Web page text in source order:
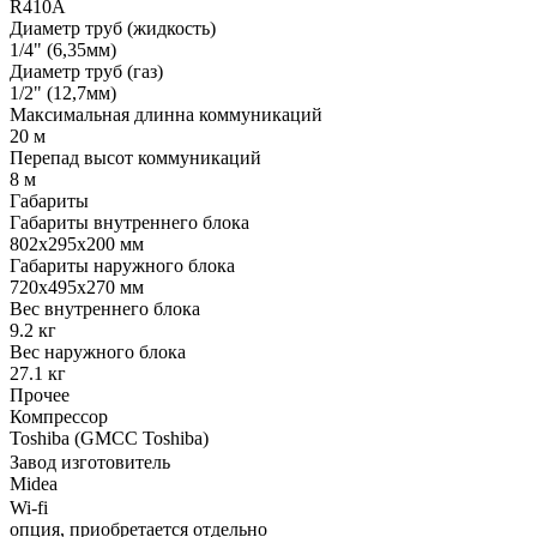
R410A
Диаметр труб (жидкость)
1/4" (6,35мм)
Диаметр труб (газ)
1/2" (12,7мм)
Максимальная длинна коммуникаций
20 м
Перепад высот коммуникаций
8 м
Габариты
Габариты внутреннего блока
802x295x200 мм
Габариты наружного блока
720x495x270 мм
Вес внутреннего блока
9.2 кг
Вес наружного блока
27.1 кг
Прочее
Компрессор
Toshiba (GMCC Toshiba)
Завод изготовитель
Midea
Wi-fi
опция, приобретается отдельно